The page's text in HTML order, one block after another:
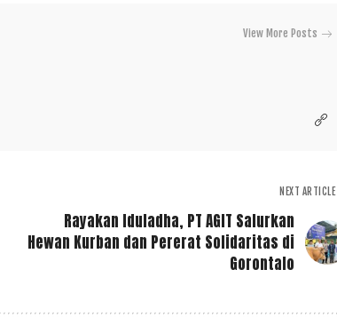
View More Posts
NEXT ARTICLE
Rayakan Iduladha, PT AGIT Salurkan
Hewan Kurban dan Pererat Solidaritas di
Gorontalo